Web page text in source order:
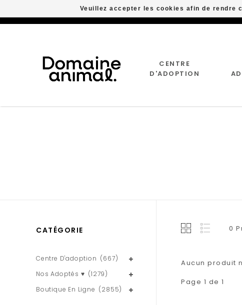
CENTRE
D'ADOPTION
CATÉGORIE
Centre D'adoption (667)
Nos Adoptés ♥ (1279)
Boutique En Ligne (2855)
0
Aucun produit
Page 1 de 1
Veuillez accepter les cookies afin de rendre